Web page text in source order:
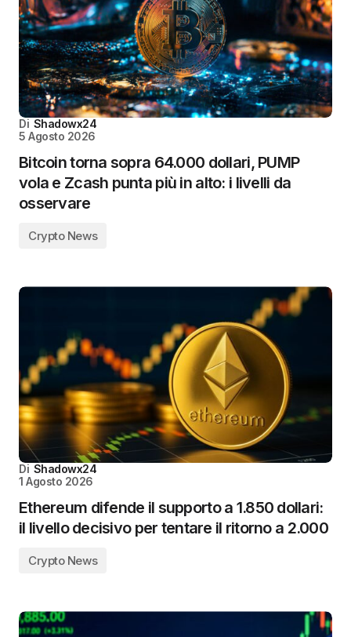
Di Shadowx24
5 Agosto 2026
Bitcoin torna sopra 64.000 dollari, PUMP
vola e Zcash punta più in alto: i livelli da
osservare
Crypto News
Di Shadowx24
1 Agosto 2026
Ethereum difende il supporto a 1.850 dollari:
il livello decisivo per tentare il ritorno a 2.000
Crypto News